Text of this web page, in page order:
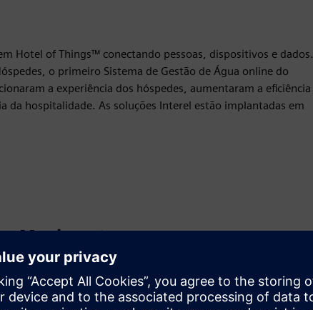
Hotel of Things™ conectando pessoas, dispositivos e dados.
o primeiro Sistema de Gestão de Água online do
a experiência dos hóspedes, aumentaram a eficiência
hospitalidade. As soluções Interel estão implantadas em
Movimento
Build
Amplia ou desenvolve um produto/solução Siemens
Xcelerator através da criação de um novo produto, ou cria